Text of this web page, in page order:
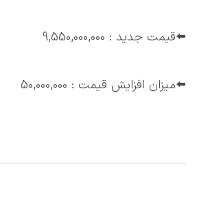
⬅️قیمت جدید : 9,550,000,000
⬅️میزان افزایش قیمت : 50,000,000